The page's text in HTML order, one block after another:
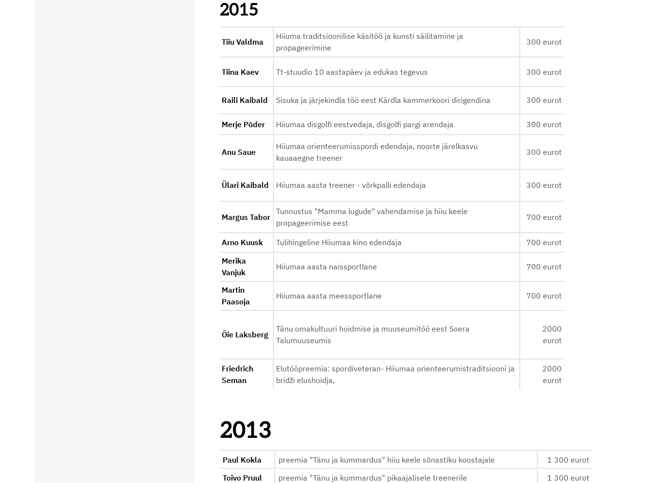
2015
Tiiu Valdma
Hiiuma traditsioonilise käsitöö ja kunsti säilitamine ja
propageerimine
300 eurot
Tiina Kaev Tt-stuudio 10 aastapäev ja edukas tegevus 300 eurot
Raili Kaibald Sisuka ja järjekindla töö eest Kärdla kammerkoori dirigendina 300 eurot
Merje Põder Hiiumaa disgolfi eestvedaja, disgolfi pargi arendaja 300 eurot
Anu Saue
Hiiumaa orienteerumisspordi edendaja, noorte järelkasvu
kauaaegne treener
300 eurot
Ülari Kaibald Hiiumaa aasta treener - võrkpalli edendaja 300 eurot
Margus Tabor
Tunnustus "Mamma lugude" vahendamise ja hiiu keele
propageerimise eest
700 eurot
Arno Kuusk Tulihingeline Hiiumaa kino edendaja
700 eurot
Merika
Vanjuk
Hiiumaa aasta naissportlane 700 eurot
Martin
Paasoja
Hiiumaa aasta meessportlane 700 eurot
Õie Laksberg
Tänu omakultuuri hoidmise ja muuseumitöö eest Soera
Talumuuseumis
2000
eurot
Friedrich
Seman
Elutööpreemia: spordiveteran- Hiiumaa orienteerumistraditsiooni ja
bridži elushoidja,
2000
eurot
2013
Paul Kokla preemia "Tänu ja kummardus" hiiu keele sõnastiku koostajale
1 300 eurot
Toivo Pruul
preemia "Tänu ja kummardus" pikaajalisele treenerile
1 300 eurot